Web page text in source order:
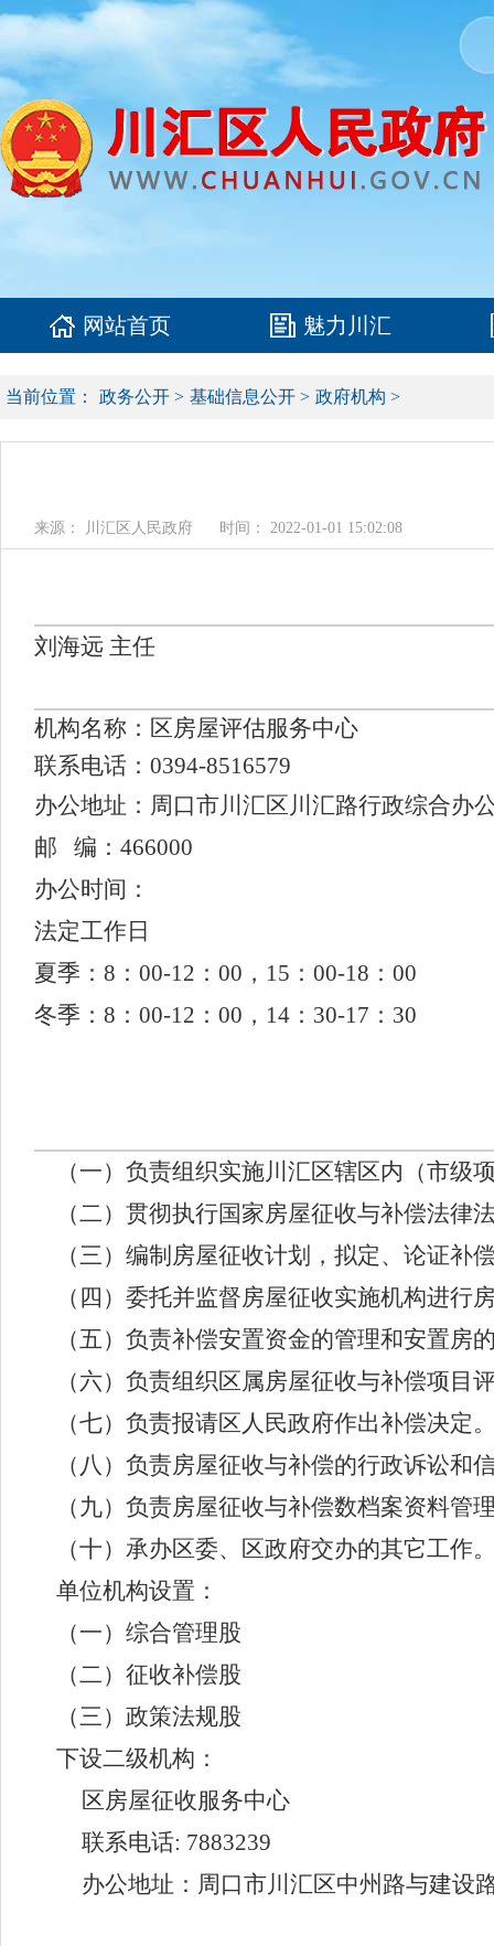
网站首页 魅力川汇
当前位置： 政务公开 > 基础信息公开 > 政府机构 >
来源： 川汇区人民政府 时间： 2022-01-01 15:02:08
刘海远 主任
机构名称 ： 区房屋评估服务中心
联系电话 ：0394-8516579
办公地址： 周口市川汇区川汇路行政综合办
邮 编：466000
办公时间：
法定工作日
夏季：8：00-12：00，15：00-18：00
冬季：8：00-12：00，14：30-17：30
（一）负责组织实施川汇区辖区内（市级
（二）贯彻执行国家房屋征收与补偿法律
（三）编制房屋征收计划，拟定、论证补
（四）委托并监督房屋征收实施机构进行
（五）负责补偿安置资金的管理和安置房
（六）负责组织区属房屋征收与补偿项目
（七）负责报请区人民政府作出补偿决定
（八）负责房屋征收与补偿的行政诉讼和
（九）负责房屋征收与补偿数档案资料管
（十）承办区委、区政府交办的其它工作
单位机构设置：
（一）综合管理股
（二）征收补偿股
（三）政策法规股
下设二级机构：
区房屋征收服务中心
联系电话: 7883239
办公地址：周口市川汇区中州路与建设